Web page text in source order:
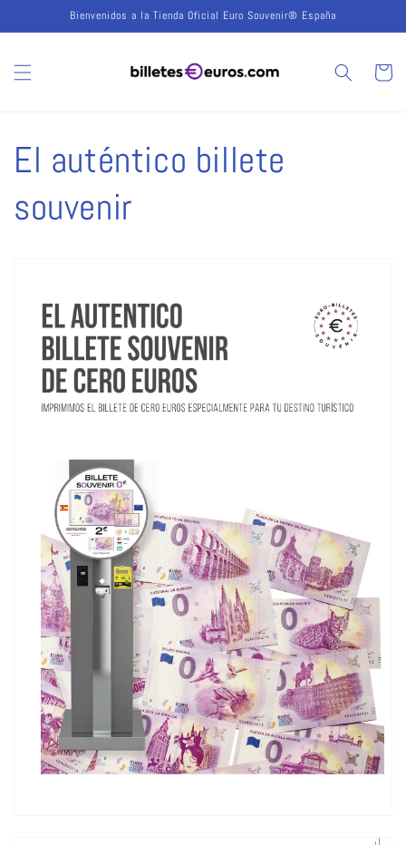
Inhalt
Bienvenidos a la Tienda Oficial Euro Souvenir® España
El auténtico billete
souvenir